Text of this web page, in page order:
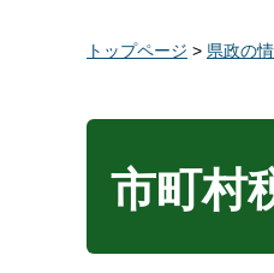
トップページ > 県政の
市町村